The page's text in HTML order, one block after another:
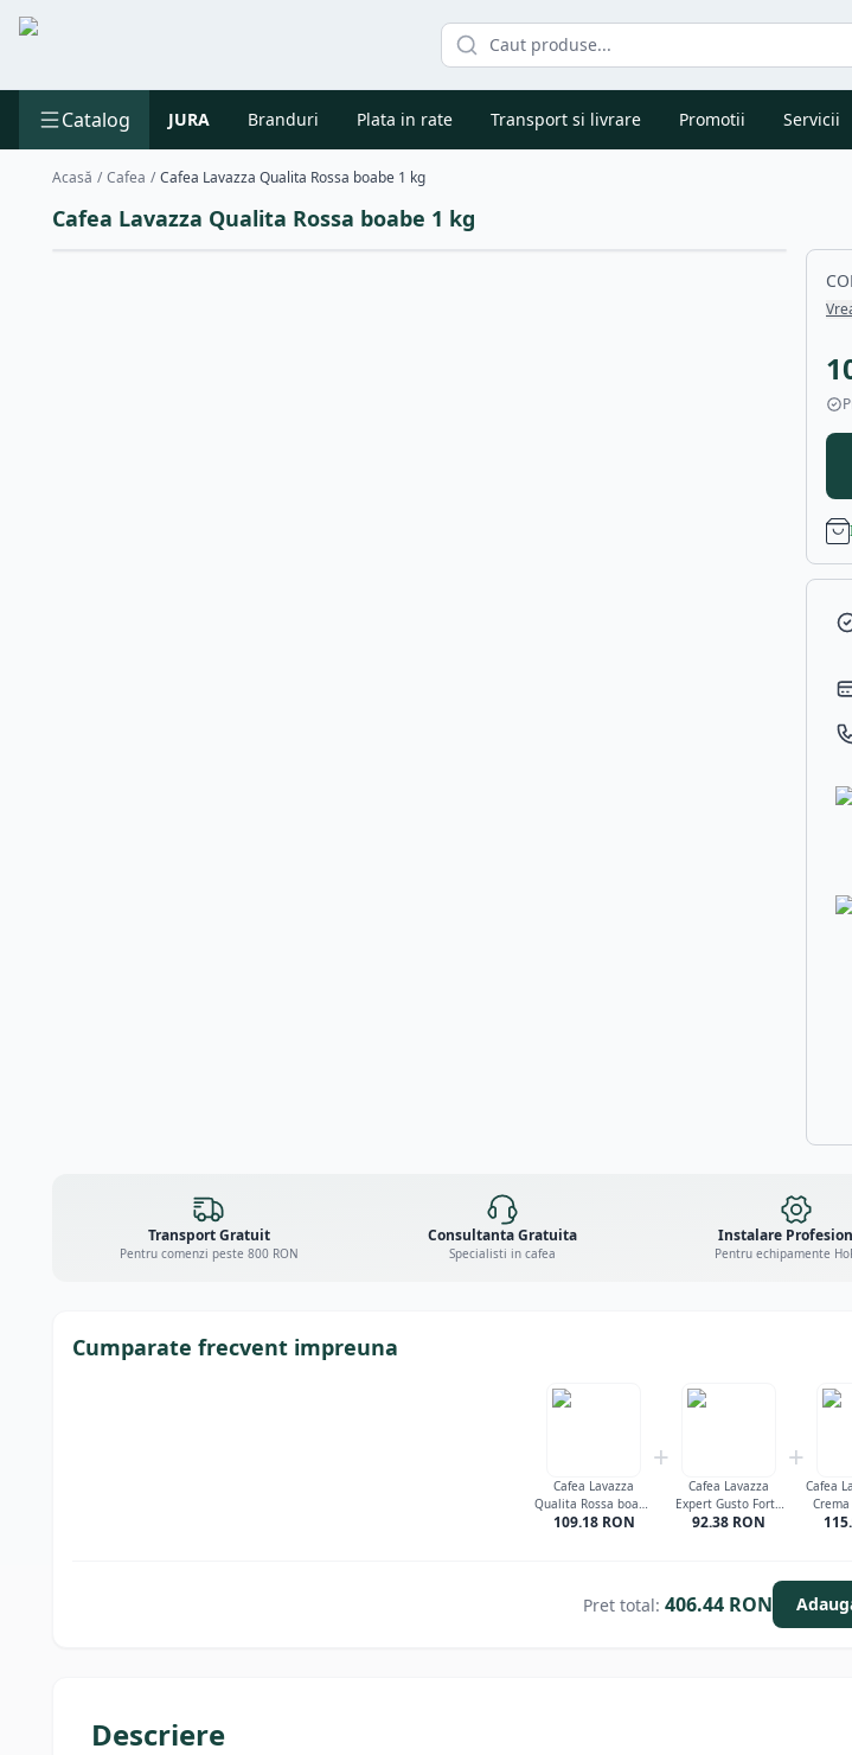
Catalog JURA Branduri Plata in rate Transport si livrare Promotii Servicii
Acasă / Cafea / Cafea Lavazza Qualita Rossa boabe 1 kg
Cafea Lavazza Qualita Rossa boabe 1 kg
Transport Gratuit
Pentru comenzi peste 800 RON
Consultanta Gratuita
Specialisti in cafea
Instalare
Pentru echipamente
Cumparate frecvent impreuna
Cafea Lavazza
Qualita Rossa boabe
1 kg
109.18RON
+
Cafea Lavazza
Expert Gusto Forte
Vending boabe 1 kg
92.38 RON
+
Cafea
Pret total: 406.44 RON
Descriere